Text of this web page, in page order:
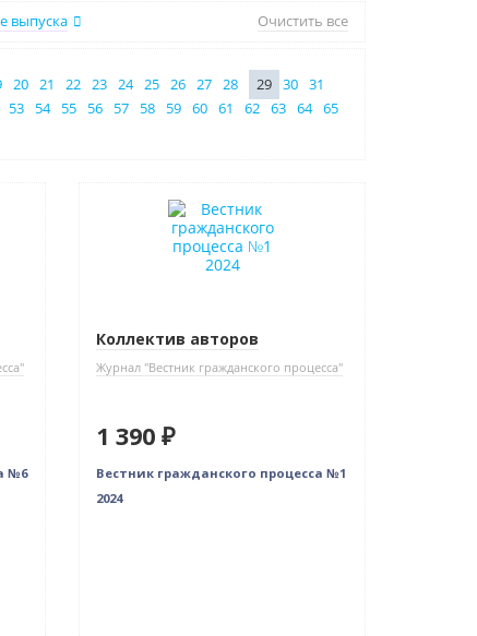
выпуска Очистить все
20 21 22 23 24 25 26 27 28 29 30
31
53 54 55 56 57 58 59 60 61 62 63 64
65
№6
Коллектив авторов
Журнал "Вестник гражданского процесса"
1 390 ₽
Вестник гражданского процесса №1
2024